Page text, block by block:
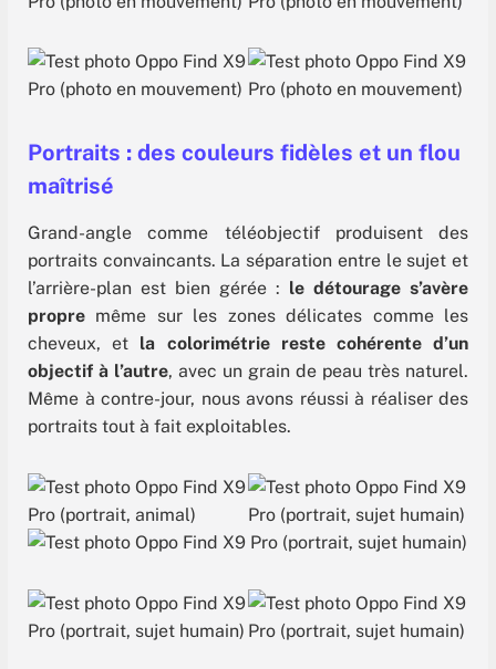
Portraits : des couleurs fidèles et un flou
maîtrisé
Grand-angle comme téléobjectif produisent des
portraits convaincants. La séparation entre le sujet et
l’arrière-plan est bien gérée : le détourage s’avère
propre même sur les zones délicates comme les
cheveux, et la colorimétrie reste cohérente d’un
objectif à l’autre, avec un grain de peau très naturel.
Même à contre-jour, nous avons réussi à réaliser des
portraits tout à fait exploitables.